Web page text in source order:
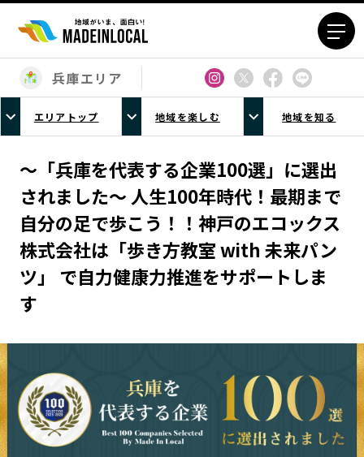
エリアから探す
北海道エリア
青森エリア
岩手エリア
宮城エリア
秋田エリア
山形エリア
福島エリア
茨城エリア
栃木エリア
群馬エリア
埼玉エリア
千葉エリア
東京23区エリア
多摩エリア
長野エリア
岐阜エリア
静岡エリア
愛知エリア
三重エリア
滋賀エリア
兵庫エリア
エリアトップ 地域を楽しむ 地域を知る
～「兵庫を代表する企業100選」に選出
されました～ 人生100年時代！最期まで
自分の足で歩こう！！神戸のエコックス
株式会社は「歩き方教室 with 未来パン
ツ」 で自力健康力推進をサポートしま
す